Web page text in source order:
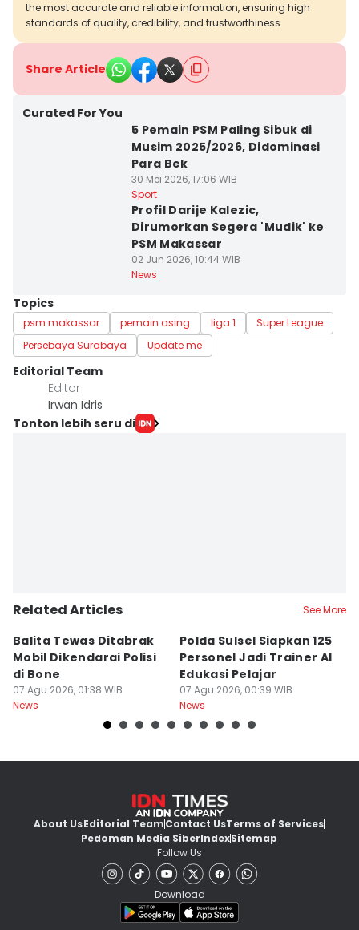
the most accurate and reliable information, ensuring high
standards of quality, credibility, and trustworthiness.
Share Article
Curated For You
5 Pemain PSM Paling Sibuk di
Musim 2025/2026, Didominasi
Para Bek
30 Mei 2026, 17:06 WIB
Sport
Profil Darije Kalezic,
Dirumorkan Segera 'Mudik' ke
PSM Makassar
02 Jun 2026, 10:44 WIB
News
Topics
psm makassar pemain asing liga 1
Super League
Persebaya Surabaya
Update me
Editorial Team
Editor
Irwan Idris
Tonton lebih seru di
Related Articles See More
Balita Tewas Ditabrak
Mobil Dikendarai Polisi
di Bone
07 Agu 2026, 01:38 WIB
News
Polda Sulsel Siapkan 125
Personel Jadi Trainer AI
Edukasi Pelajar
07 Agu 2026, 00:39 WIB
News
About UsEditorial TeamContact UsTerms of Services
Pedoman Media SiberIndexSitemap
Follow Us
Download